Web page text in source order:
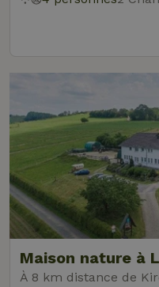
Maison nature à
À 8 km distance de